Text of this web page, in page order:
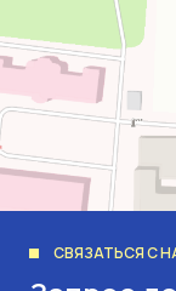
СВЯЗАТЬСЯ С